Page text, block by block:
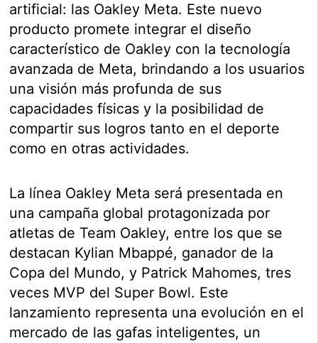
artificial: las Oakley Meta. Este nuevo
producto promete integrar el diseño
característico de Oakley con la tecnología
avanzada de Meta, brindando a los usuarios
una visión más profunda de sus
capacidades físicas y la posibilidad de
compartir sus logros tanto en el deporte
como en otras actividades.
La línea Oakley Meta será presentada en
una campaña global protagonizada por
atletas de Team Oakley, entre los que se
destacan Kylian Mbappé, ganador de la
Copa del Mundo, y Patrick Mahomes, tres
veces MVP del Super Bowl. Este
lanzamiento representa una evolución en el
mercado de las gafas inteligentes, un